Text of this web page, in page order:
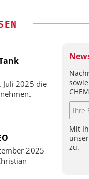
Juli 2025 die
2025
Mit
zu.